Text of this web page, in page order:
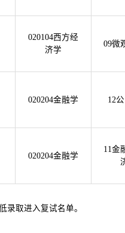
020104西方经
济学
09微
020204金融学 12
020204金融学
11金
录取进入复试名单。